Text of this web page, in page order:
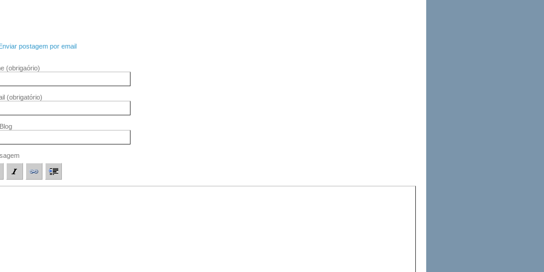
Enviar postagem por email
(obrigaório)
(obrigatório)